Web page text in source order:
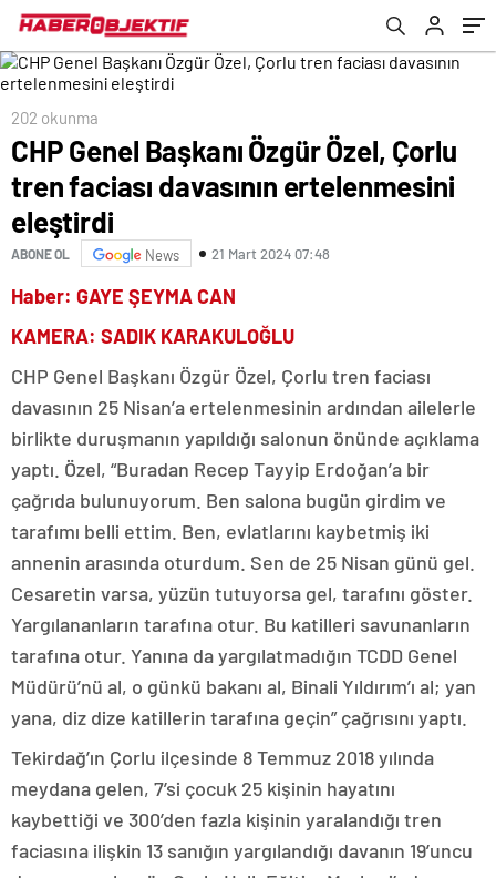
202 okunma
CHP Genel Başkanı Özgür Özel, Çorlu
tren faciası davasının ertelenmesini
eleştirdi
ABONE OL News 21 Mart 2024 07:48
Haber: GAYE ŞEYMA CAN
KAMERA: SADIK KARAKULOĞLU
CHP Genel Başkanı Özgür Özel, Çorlu tren faciası
davasının 25 Nisan’a ertelenmesinin ardından ailelerle
birlikte duruşmanın yapıldığı salonun önünde açıklama
yaptı. Özel, “Buradan Recep Tayyip Erdoğan’a bir
çağrıda bulunuyorum. Ben salona bugün girdim ve
tarafımı belli ettim. Ben, evlatlarını kaybetmiş iki
annenin arasında oturdum. Sen de 25 Nisan günü gel.
Cesaretin varsa, yüzün tutuyorsa gel, tarafını göster.
Yargılananların tarafına otur. Bu katilleri savunanların
tarafına otur. Yanına da yargılatmadığın TCDD Genel
Müdürü’nü al, o günkü bakanı al, Binali Yıldırım’ı al; yan
yana, diz dize katillerin tarafına geçin” çağrısını yaptı.
Tekirdağ’ın Çorlu ilçesinde 8 Temmuz 2018 yılında
meydana gelen, 7’si çocuk 25 kişinin hayatını
kaybettiği ve 300’den fazla kişinin yaralandığı tren
faciasına ilişkin 13 sanığın yargılandığı davanın 19’uncu